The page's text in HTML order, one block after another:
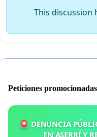
This discussion
Peticiones
🚨 DENUNCIA
EN ASERRÍ Y